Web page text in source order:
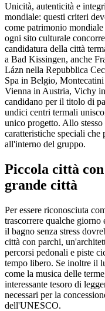
Unicità, autenticità e
mondiale: questi criteri
come patrimonio
ogni sito culturale
candidatura della città
a Bad Kissingen, anche
Lázn nella Repubblica
Spa in Belgio,
Vienna in Austria, Vichy
candidano per il titolo di
undici centri termali
unico progetto. Allo
caratteristiche speciali
all'interno del gruppo.
Piccola città
grande città
Per essere riconosciuta
trascorrere qualche giorno
il bagno senza stress
città con parchi,
percorsi pedonali e piste
tempo libero. Se inoltre il
come la musica delle
interessante tesoro di
necessari per la
dell'UNESCO.